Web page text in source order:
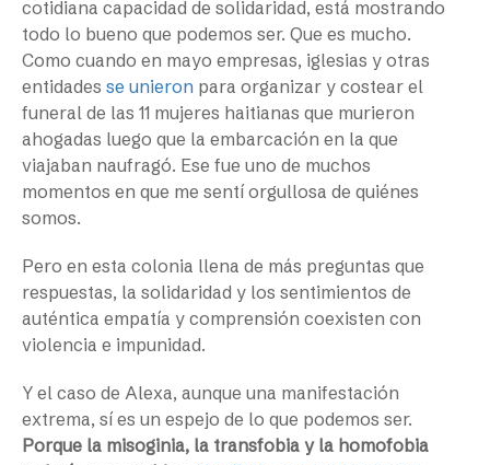
cotidiana capacidad de solidaridad, está mostrando
todo lo bueno que podemos ser. Que es mucho.
Como cuando en mayo empresas, iglesias y otras
entidades se unieron para organizar y costear el
funeral de las 11 mujeres haitianas que murieron
ahogadas luego que la embarcación en la que
viajaban naufragó. Ese fue uno de muchos
momentos en que me sentí orgullosa de quiénes
somos.
Pero en esta colonia llena de más preguntas que
respuestas, la solidaridad y los sentimientos de
auténtica empatía y comprensión coexisten con
violencia e impunidad.
Y el caso de Alexa, aunque una manifestación
extrema, sí es un espejo de lo que podemos ser.
Porque la misoginia, la transfobia y la homofobia